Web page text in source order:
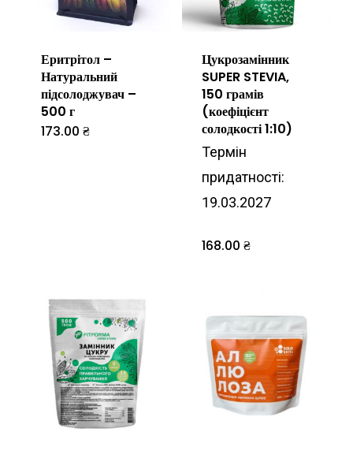
Еритрітол –
Натуральний
підсолоджувач –
500 г
173.00 ₴
Цукрозамінник
SUPER STEVIA,
150 грамів
(коефіцієнт
солодкості 1:10)
Термін
придатності:
19.03.2027
168.00₴